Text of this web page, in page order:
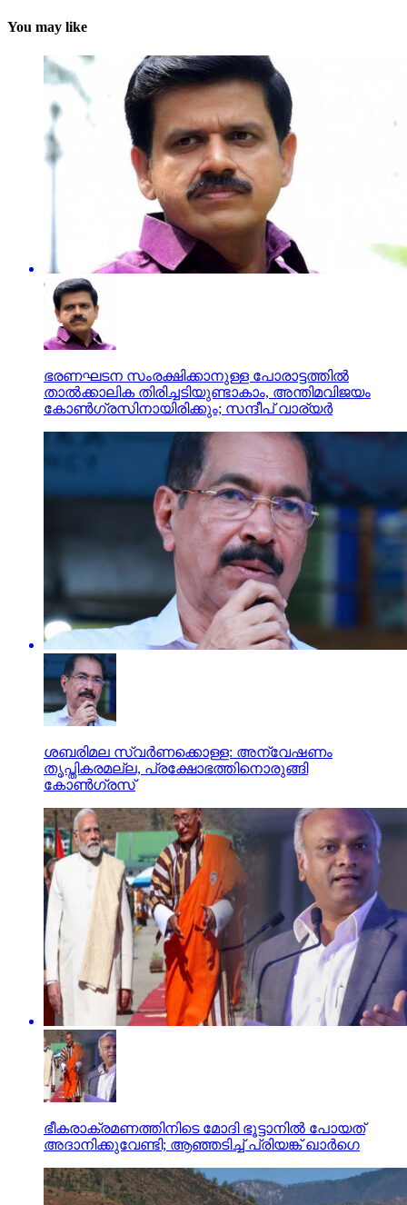
You may like
ഭരണഘടന സംരക്ഷിക്കാനുള്ള പോരാട്ടത്തില്‍
താല്‍ക്കാലിക തിരിച്ചടിയുണ്ടാകാം, അന്തിമവിജയം
കോണ്‍ഗ്രസിനായിരിക്കും; സന്ദീപ് വാര്യര്‍
ശബരിമല സ്വര്‍ണക്കൊള്ള: അന്വേഷണം
തൃപ്തികരമല്ല, പ്രക്ഷോഭത്തിനൊരുങ്ങി
കോണ്‍ഗ്രസ്
ഭീകരാക്രമണത്തിനിടെ മോദി ഭൂട്ടാനില്‍ പോയത്
അദാനിക്കുവേണ്ടി; ആഞ്ഞടിച്ച് പ്രിയങ്ക് ഖാര്‍ഗെ